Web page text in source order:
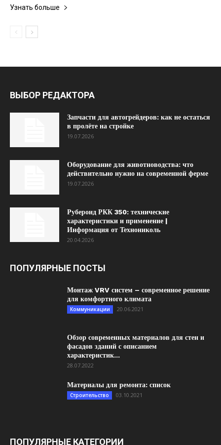
Узнать больше
ВЫБОР РЕДАКТОРА
Запчасти для автогрейдеров: как не остаться
в пролёте на стройке
19.07.2026
Оборудование для животноводства: что
действительно нужно на современной ферме
19.07.2026
Рубероид РКК 350: технические
характеристики и применение |
Информация от Технониколь
20.04.2026
ПОПУЛЯРНЫЕ ПОСТЫ
Монтаж VRV систем – современное решение
для комфортного климата
Коммуникации 20.06.2021
Обзор современных материалов для стен и
фасадов зданий с описанием
характеристик...
28.07.2022
Материалы для ремонта: список
Строительство 03.10.2021
ПОПУЛЯРНЫЕ КАТЕГОРИИ